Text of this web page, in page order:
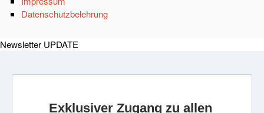
Datenschutzbelehrung
Newsletter UPDATE